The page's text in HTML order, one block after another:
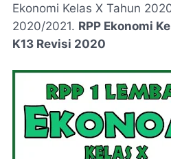
Ekonomi Kelas X Tahun
2020/2021. RPP Ekonomi
K13 Revisi 2020